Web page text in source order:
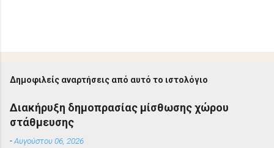
Δημοφιλείς αναρτήσεις από αυτό το ιστολόγιο
Διακήρυξη δημοπρασίας μίσθωσης χώρου
στάθμευσης
-Αυγούστου 06, 2026